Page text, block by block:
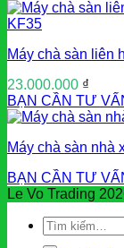
Máy chà sàn liên
23.000.000 ₫
BẠN CẦN TƯ
Máy chà sàn nhà
BẠN CẦN TƯ
Le Vo Trading
Tìm
kiếm: